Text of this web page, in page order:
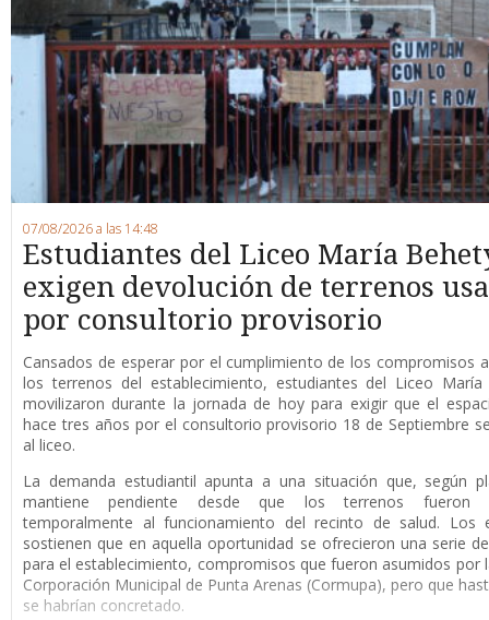
07/08/2026 a las 14:48
Estudiantes del Liceo María
exigen devolución de terrenos
por consultorio provisorio
Cansados de esperar por el cumplimiento de los compromisos
los terrenos del establecimiento, estudiantes del Liceo
movilizaron durante la jornada de hoy para exigir que el
hace tres años por el consultorio provisorio 18 de Septiembre
al liceo.
La demanda estudiantil apunta a una situación que, según
mantiene pendiente desde que los terrenos fueron
temporalmente al funcionamiento del recinto de salud. Los
sostienen que en aquella oportunidad se ofrecieron una serie
para el establecimiento, compromisos que fueron asumidos por
Corporación Municipal de Punta Arenas (Cormupa), pero que
se habrían concretado.